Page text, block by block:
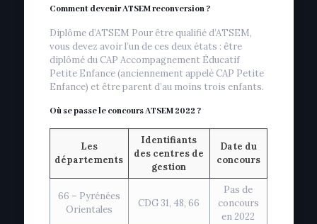
Comment devenir ATSEM reconversion ?
Diplôme d’ATSEM Pour être qualifié d’ATSEM,
vous devez avoir l’un de ces deux états : être
diplômé du CAP Accompagnement Éducatif
Petite Enfance (anciennement appelé CAP Petite
Enfance) et être parent d’au moins trois enfants.
Où se passe le concours ATSEM 2022 ?
Les
départements
Identifiants
des centres de
gestion
Date du
concours
66 – Pyrénées
Orientales
CDG 31, 48, 66
Pas de
concours
en 2022